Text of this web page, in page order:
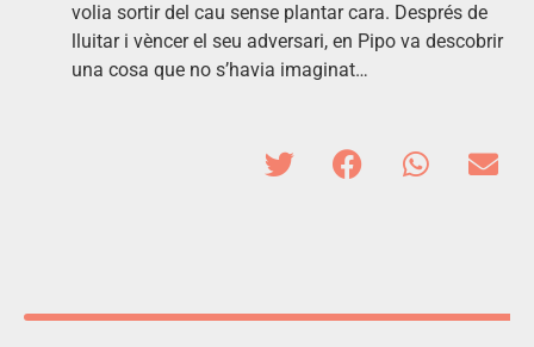
volia sortir del cau sense plantar cara. Després de
lluitar i vèncer el seu adversari, en Pipo va descobrir
una cosa que no s’havia imaginat…